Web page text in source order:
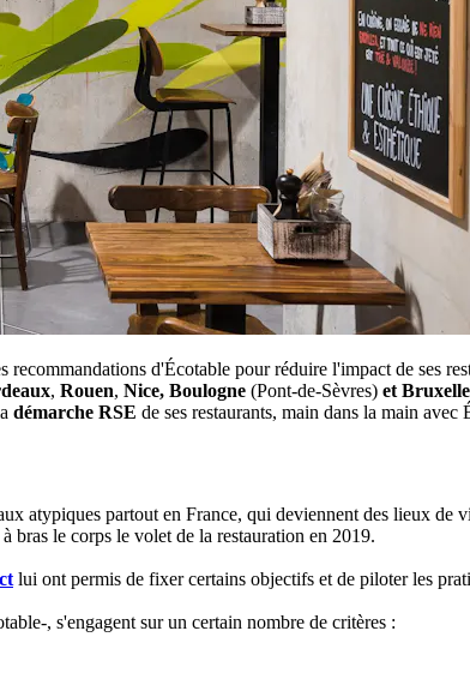
recommandations d'Écotable pour réduire l'impact de ses
, Rouen, Nice, Boulogne (Pont-de-Sèvres) et
démarche RSE de ses restaurants, main dans la main avec
atypiques partout en France, qui deviennent des lieux de
bras le corps le volet de la restauration en 2019.
lui ont permis de fixer certains objectifs et de piloter les
, s'engagent sur un certain nombre de critères :